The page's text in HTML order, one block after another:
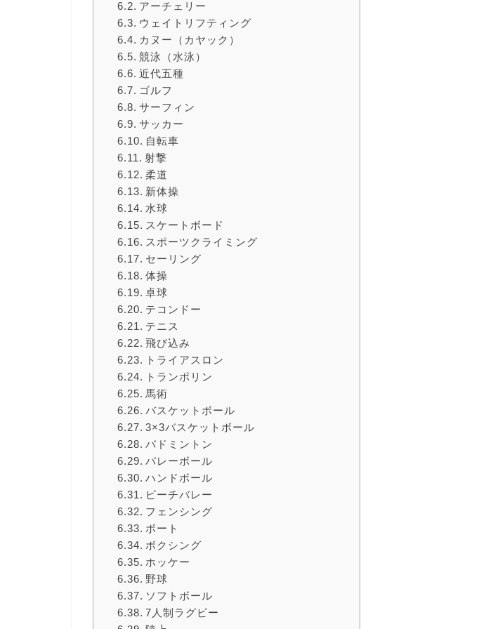
アーチェリー
ウェイトリフティング
カヌー（カヤック）
競泳（水泳）
近代五種
ゴルフ
サーフィン
サッカー
自転車
射撃
柔道
新体操
水球
スケートボード
スポーツクライミング
セーリング
体操
卓球
テコンドー
テニス
飛び込み
トライアスロン
トランポリン
馬術
バスケットボール
3×3バスケットボール
バドミントン
バレーボール
ハンドボール
ビーチバレー
フェンシング
ボート
ボクシング
ホッケー
野球
ソフトボール
7人制ラグビー